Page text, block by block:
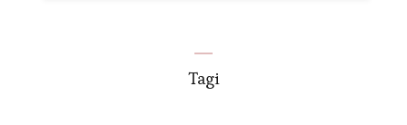
Tagi